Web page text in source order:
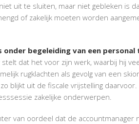
uit te sluiten, maar niet gebleken is
of zakelijk moeten worden
onder begeleiding van een personal
dat het voor zijn werk, waarbij hij
rugklachten als gevolg van een
blijkt uit de fiscale vrijstelling
zakelijke onderwerpen.
van oordeel dat de